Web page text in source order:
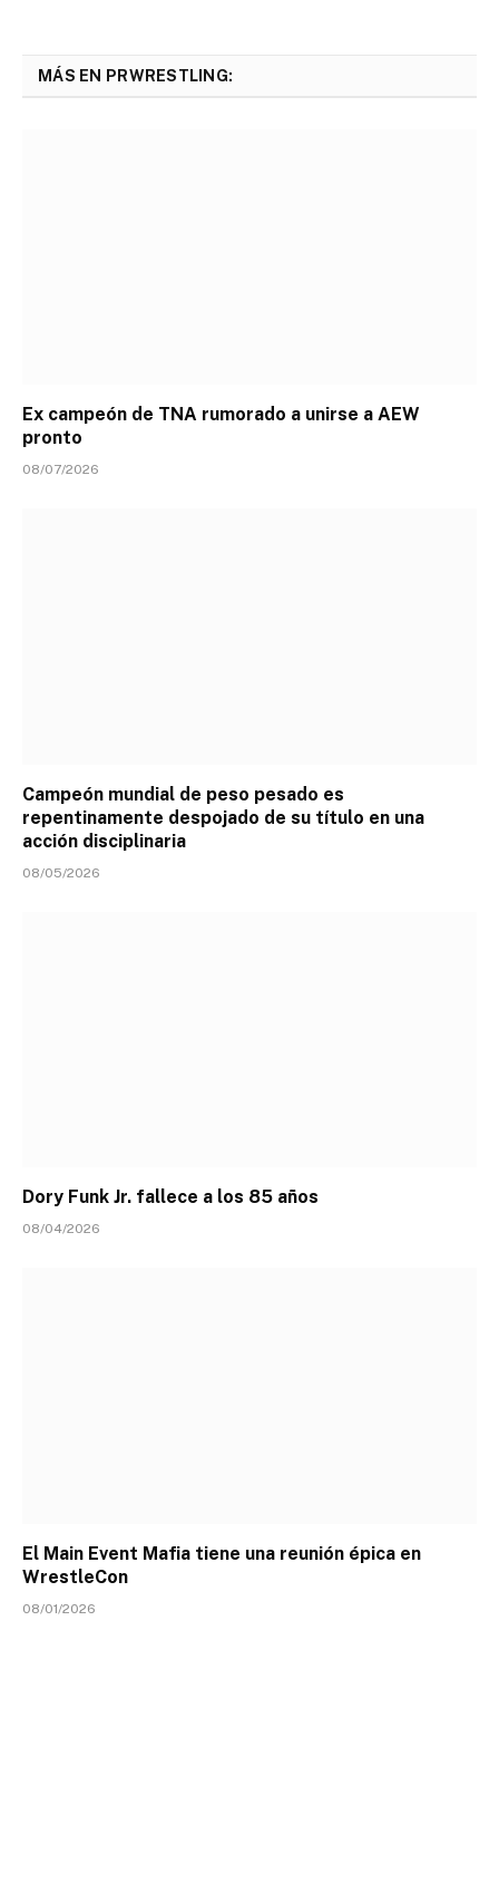
MÁS EN PRWRESTLING:
Ex campeón de TNA rumorado a unirse a AEW
pronto
08/07/2026
Campeón mundial de peso pesado es
repentinamente despojado de su título en una
acción disciplinaria
08/05/2026
Dory Funk Jr. fallece a los 85 años
08/04/2026
El Main Event Mafia tiene una reunión épica en
WrestleCon
08/01/2026